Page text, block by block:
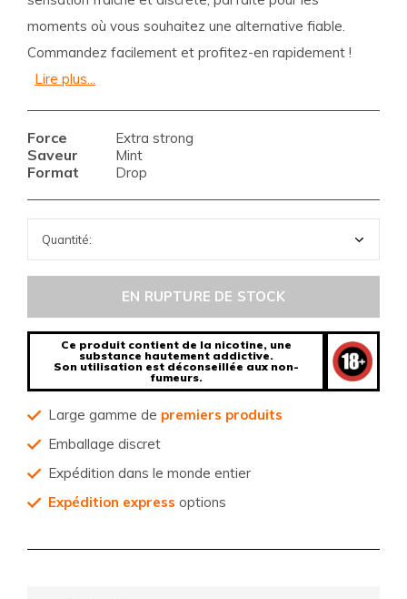
moments où vous souhaitez une alternative fiable.
Commandez facilement et profitez-en rapidement !
Lire plus...
Force Extra strong
Saveur Mint
Format Drop
EN RUPTURE DE STOCK
Ce produit contient de la nicotine, une
substance hautement addictive.
Son utilisation est déconseillée aux non-
fumeurs.
Large gamme de premiers produits
Emballage discret
Expédition dans le monde entier
Expédition express options